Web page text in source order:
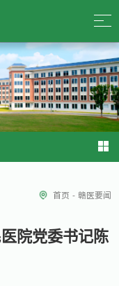
首页 - 赣医要闻
院党委书记陈